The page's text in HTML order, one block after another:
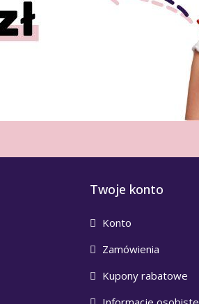
Twoje konto
Konto
Zamówienia
Kupony rabatowe